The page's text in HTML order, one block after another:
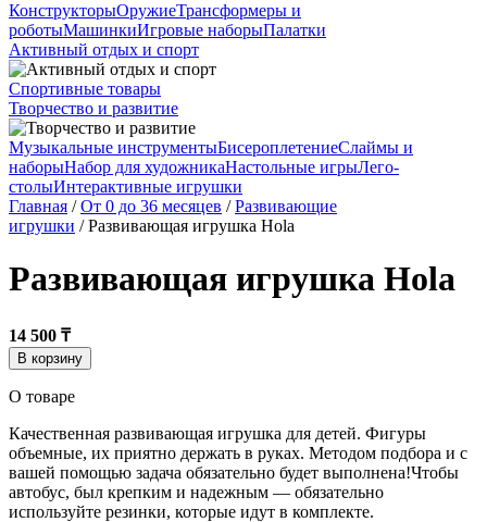
КонструкторыОружиеТрансформеры и
роботыМашинкиИгровые наборыПалатки
Активный отдых и спорт
Спортивные товары
Творчество и развитие
Музыкальные инструментыБисероплетениеСлаймы и
наборыНабор для художникаНастольные игрыЛего-
столыИнтерактивные игрушки
Главная /От 0 до 36 месяцев /Развивающие
игрушки / Развивающая игрушка Hola
Развивающая игрушка Hola
14 500 ₸
В корзину
О товаре
Качественная развивающая игрушка для детей. Фигуры
объемные, их приятно держать в руках. Методом подбора и с
вашей помощью задача обязательно будет выполнена!Чтобы
автобус, был крепким и надежным — обязательно
используйте резинки, которые идут в комплекте.